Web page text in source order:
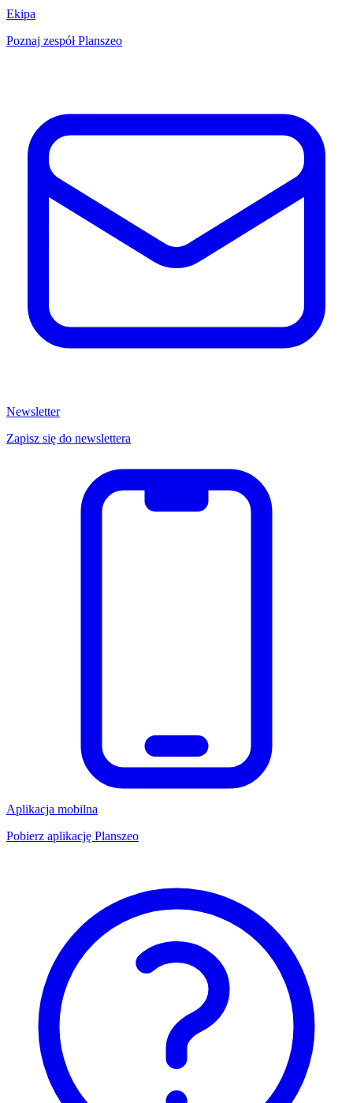
Ekipa
Poznaj zespół Planszeo
Newsletter
Zapisz się do newslettera
Aplikacja mobilna
Pobierz aplikację Planszeo